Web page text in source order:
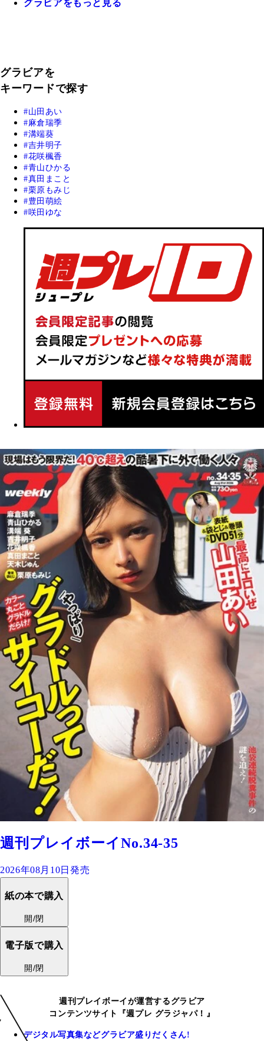
グラビアをもっと見る
グラビアを
キーワードで探す
山田あい
麻倉瑞季
溝端葵
吉井明子
花咲楓香
青山ひかる
真田まこと
栗原もみじ
豊田萌絵
咲田ゆな
週刊プレイボーイNo.34-35
2026年08月10日発売
紙の本で購入
開/閉
電子版で購入
開/閉
週刊プレイボーイが運営するグラビア
コンテンツサイト『週プレ グラジャパ！』
デジタル写真集などグラビア盛りだくさん!